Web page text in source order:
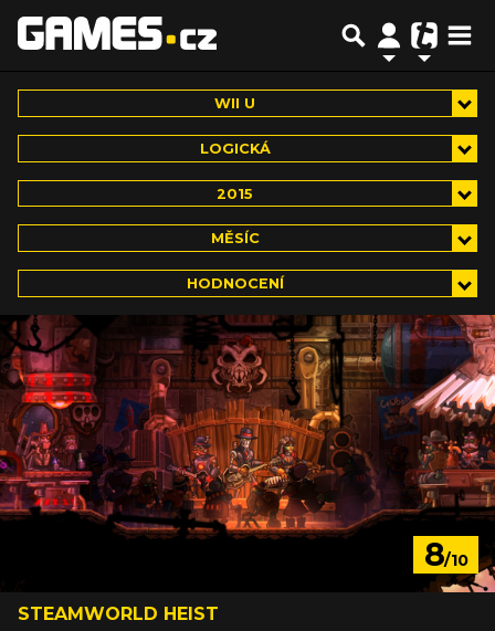
WII U
LOGICKÁ
2015
MĚSÍC
HODNOCENÍ
8/10
STEAMWORLD HEIST